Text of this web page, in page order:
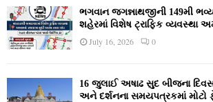
ભગવાન જગન્નાથજીની 149મી
શહેરમાં વિશેષ ટ્રાફિક વ્યવસ્થા
July 16, 2026 0
16 જુલાઈ અષાઢ સુદ બીજના
અને દર્શનના સમયપત્રકમાં મોટો